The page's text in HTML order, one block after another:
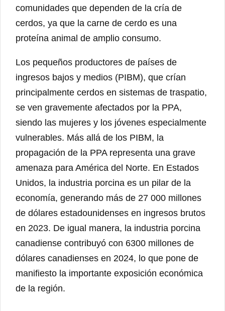
comunidades que dependen de la cría de
cerdos, ya que la carne de cerdo es una
proteína animal de amplio consumo.
Los pequeños productores de países de
ingresos bajos y medios (PIBM), que crían
principalmente cerdos en sistemas de traspatio,
se ven gravemente afectados por la PPA,
siendo las mujeres y los jóvenes especialmente
vulnerables. Más allá de los PIBM, la
propagación de la PPA representa una grave
amenaza para América del Norte. En Estados
Unidos, la industria porcina es un pilar de la
economía, generando más de 27 000 millones
de dólares estadounidenses en ingresos brutos
en 2023. De igual manera, la industria porcina
canadiense contribuyó con 6300 millones de
dólares canadienses en 2024, lo que pone de
manifiesto la importante exposición económica
de la región.